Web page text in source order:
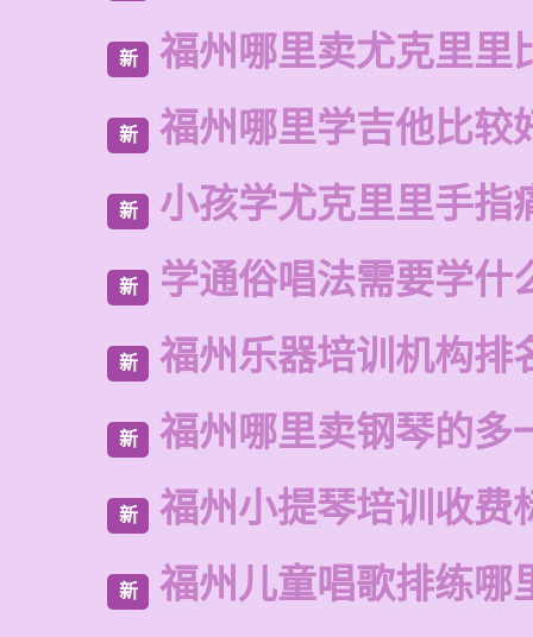
新 福州哪里卖尤克里里
新 福州哪里学吉他比较
新 小孩学尤克里里手指
新 学通俗唱法需要学什
新 福州乐器培训机构排
新 福州哪里卖钢琴的多
新 福州小提琴培训收费
新 福州儿童唱歌排练哪